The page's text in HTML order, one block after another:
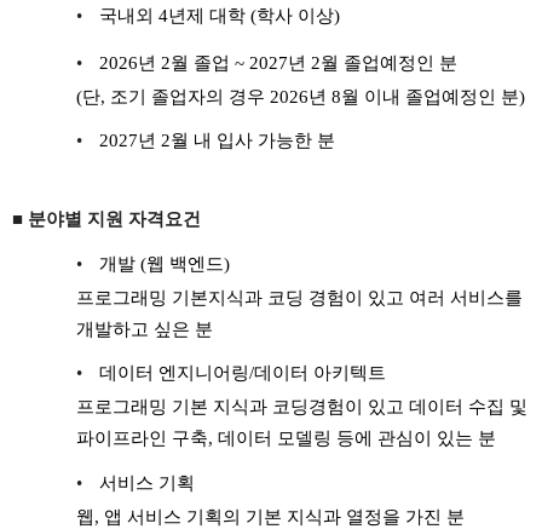
• 국내외 4년제 대학 (학사 이상)
• 2026년 2월 졸업 ~ 2027년 2월 졸업예정인 분
(단, 조기 졸업자의 경우 2026년 8월 이내 졸업예정인 분)
• 2027년 2월 내 입사 가능한 분
■ 분야별 지원 자격요건
•
개발 (웹 백엔드)
프로그래밍 기본지식과 코딩 경험이 있고 여러 서비스를
개발하고 싶은 분
•
데이터 엔지니어링/데이터 아키텍트
프로그래밍 기본 지식과 코딩경험이 있고 데이터 수집 및
파이프라인 구축, 데이터 모델링 등에 관심이 있는 분
•
서비스 기획
웹, 앱 서비스 기획의 기본 지식과 열정을 가진 분